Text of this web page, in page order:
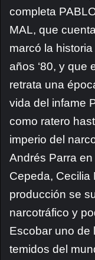
completa
MAL, que
marcó la
años ‘80, y que
retrata una
vida del infame
como ratero
imperio del
Andrés Parra
Cepeda, Cecilia
producción se
narcotráfico y
Escobar uno de
temidos del